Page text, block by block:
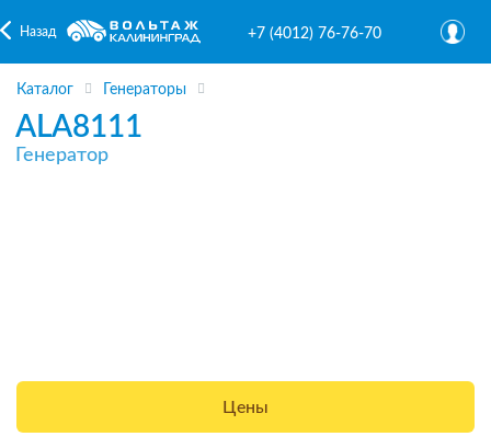
Назад +7 (4012) 76-76-70
Каталог Генераторы
ALA8111
Генератор
Цены